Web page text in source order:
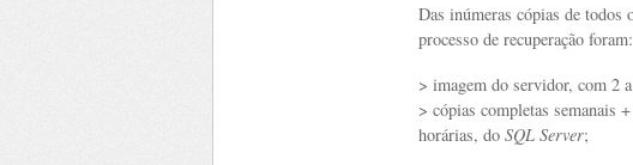
Das inúmeras cópias de todos
processo de recuperação foram:
> imagem do servidor, com 2
> cópias completas semanais
horárias, do SQL Server;